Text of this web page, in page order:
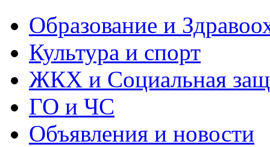
Образование и
Культура и спорт
ЖКХ и Социальная
ГО и ЧС
Объявления и новости